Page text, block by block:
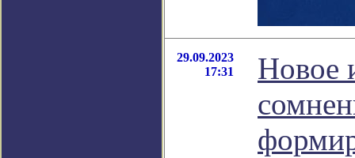
29.09.2023
17:31
Новое